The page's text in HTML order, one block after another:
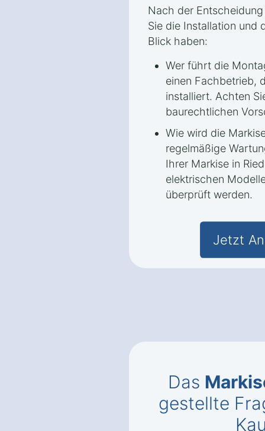
Nach der
Sie die Installation und
Blick haben:
Wer führt die
einen Fachbetrieb,
installiert. Achten
baurechtlichen
Wie wird die
regelmäßige
Ihrer Markise in
elektrischen
überprüft werden.
Jetzt
Das
gestellte